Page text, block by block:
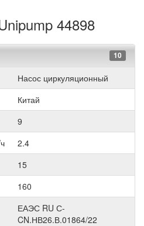
44898
10
Насос циркуляционный
Китай
9
2.4
15
160
ЕАЭС RU С-
CN.НВ26.В.01864/22